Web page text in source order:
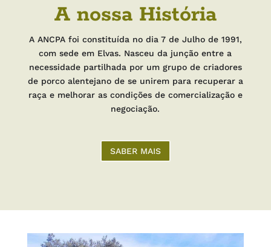
A nossa História
A ANCPA foi constituída no dia 7 de Julho de 1991,
com sede em Elvas. Nasceu da junção entre a
necessidade partilhada por um grupo de criadores
de porco alentejano de se unirem para recuperar a
raça e melhorar as condições de comercialização e
negociação.
SABER MAIS